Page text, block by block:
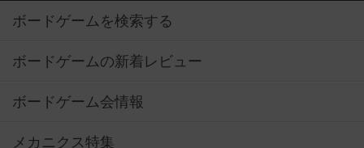
ボードゲームを検索する
ボードゲームの新着レビュー
ボードゲーム会情報
メカニクス特集